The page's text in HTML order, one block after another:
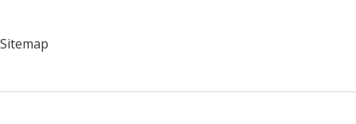
Sitemap